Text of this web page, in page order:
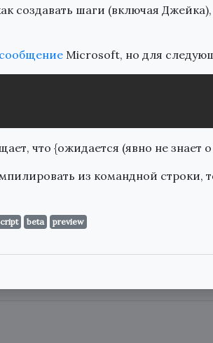
создавать шаги (включая
сообщение Microsoft, но для
что {ожидается (явно не знает
из командной строки,
beta preview